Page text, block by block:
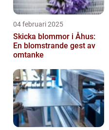
04 februari 2025
Skicka blommor i Åhus:
En blomstrande gest av
omtanke